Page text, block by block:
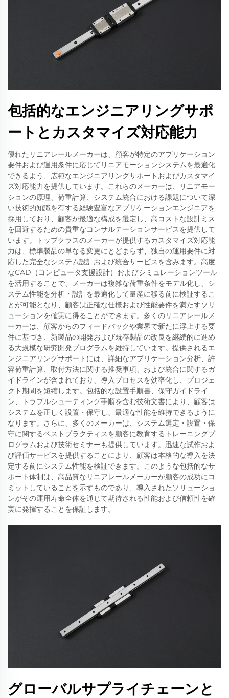
包括的なエンジニアリングサポ
ートとカスタマイズ対応能力
優れたリニアレールメーカーは、顧客が特定のアプリケーション
要件および運用条件に応じてリニアモーションシステムを最適化
できるよう、広範なエンジニアリングサポートおよびカスタマイ
ズ対応能力を提供しています。これらのメーカーは、リニアモー
ションの原理、荷重計算、システム統合における課題について深
い技術的知識を有する経験豊富なアプリケーションエンジニアを
採用しており、顧客が最適な構成を選定し、高コストな設計ミス
を回避するための貴重なコンサルテーションサービスを提供して
います。トップクラスのメーカーが提供するカスタマイズ対応能
力は、標準製品の単なる変更にとどまらず、独自の運用要件に対
応した完全なシステム設計および統合サービスを含みます。高度
なCAD（コンピュータ支援設計）およびシミュレーションツール
を活用することで、メーカーは複雑な荷重条件をモデル化し、シ
ステム性能を分析・設計を最適化して量産に移る前に検証するこ
とが可能となり、顧客は正確な仕様および性能要件を満たすソリ
ューションを確実に得ることができます。多くのリニアレールメ
ーカーは、顧客からのフィードバックや業界で新たに浮上する要
件に基づき、新製品の開発および既存製品の改良を継続的に進め
る大規模な研究開発プログラムを維持しています。提供されるエ
ンジニアリングサポートには、詳細なアプリケーション分析、許
容荷重計算、取付方法に関する推奨事項、および統合に関するガ
イドラインが含まれており、導入プロセスを効率化し、プロジェ
クト期間を短縮します。包括的な設置手順書、保守ガイドライ
ン、トラブルシューティング手順を含む技術文書により、顧客は
システムを正しく設置・保守し、最適な性能を維持できるように
なります。さらに、多くのメーカーは、システム選定・設置・保
守に関するベストプラクティスを顧客に教育するトレーニングプ
ログラムおよび技術セミナーも提供しています。迅速な試作およ
び評価サービスを提供することにより、顧客は本格的な導入を決
定する前にシステム性能を検証できます。このような包括的なサ
ポート体制は、高品質なリニアレールメーカーが顧客の成功にコ
ミットしていることを示すものであり、導入されたソリューショ
ンがその運用寿命全体を通じて期待される性能および信頼性を確
実に発揮することを保証します。
グローバルサプライチェーンと